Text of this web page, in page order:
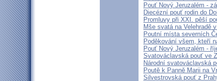
Pouť Nový Jeruzalém -
Diecézní pouť rodin do
Promluvy při XXI. pěší
Mše svatá na Velehradě
Poutní místa severních
Poděkování všem, kteří
Pouť Nový Jeruzalém -
Svatováclavská pouť ve
Národní svatováclavská
Poutě k Panně Marii na
Silvestrovská pouť z